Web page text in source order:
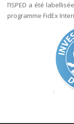
l’ISPED a été labellisée
programme FidEx